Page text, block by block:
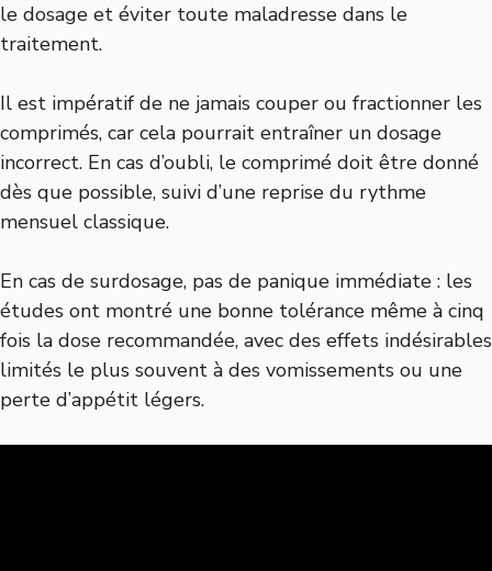
le dosage et éviter toute maladresse dans le
traitement.
Il est impératif de ne jamais couper ou fractionner les
comprimés, car cela pourrait entraîner un dosage
incorrect. En cas d’oubli, le comprimé doit être donné
dès que possible, suivi d’une reprise du rythme
mensuel classique.
En cas de surdosage, pas de panique immédiate : les
études ont montré une bonne tolérance même à cinq
fois la dose recommandée, avec des effets indésirables
limités le plus souvent à des vomissements ou une
perte d’appétit légers.